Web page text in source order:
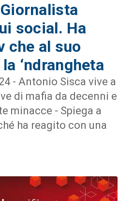
social. Ha
che al suo
la ‘ndrangheta
- Antonio Sisca vive a
di mafia da decenni e
minacce - Spiega a
ha reagito con una